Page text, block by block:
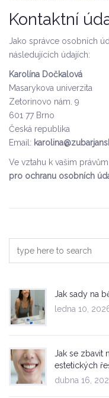
Kontaktní
Jako správce osobních
následujících údajích:
Karolína Dočkalová
Masarykova univerzita
Zetorinovo nám. 9
601 77 Brno
Česká republika
Email:
Ve vztahu k vašim
pro ochranu osobních
Jak sady na
ledna 10,
Jak se zbavit
estetických
dubna 16,